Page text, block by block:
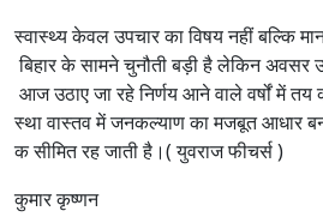
स्वास्थ्य केवल उपचार का विषय नहीं बल्कि
बिहार के सामने चुनौती बड़ी है लेकिन अवसर
आज उठाए जा रहे निर्णय आने वाले वर्षों में तय
स्था वास्तव में जनकल्याण का मजबूत आधार
क सीमित रह जाती है।( युवराज फीचर्स )
कुमार कृष्णन